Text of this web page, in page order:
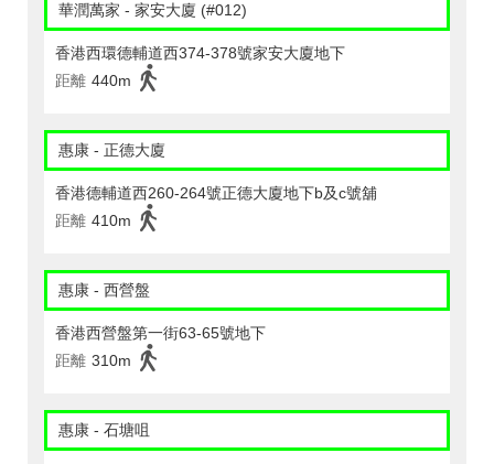
華潤萬家 - 家安大廈 (#012)
香港西環德輔道西374-378號家安大廈地下
距離 440m
惠康 - 正德大廈
香港德輔道西260-264號正德大廈地下b及c號舖
距離 410m
惠康 - 西營盤
香港西營盤第一街63-65號地下
距離 310m
惠康 - 石塘咀